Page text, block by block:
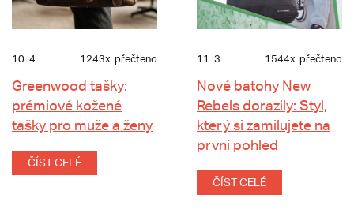
10. 4. 1243x přečteno
Greenwood tašky:
prémiové kožené
tašky pro muže a ženy
ČÍST CELÉ
11. 3. 1544x přečteno
Nové batohy New
Rebels dorazily: Styl,
který si zamilujete na
první pohled
ČÍST CELÉ